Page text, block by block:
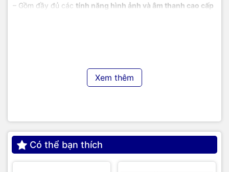
– Gồm đầy đủ các tính năng hình ảnh và âm thanh cao cấp
– Nhà phân phối và cung cấp giải pháp công nghệ
uy tín tại Việt Nam. Chúng tôi chuyên cung cấp đa dạng sản
kiện máy tính,Điện máynhư tivi, tủ lạnh, máy giặt, máy hút
ẩm... cùng nhiều thiết bị công nghệ khác.TIC.VNcam kết
mang đếnsản phẩm chính hãng, giá tốt, dịch vụ chuyên
nghiệp, đáp ứng tối đa nhu cầu của doanh nghiệp cũng như
gia đình và cá nhân.
Xem thêm
Có thể bạn thích